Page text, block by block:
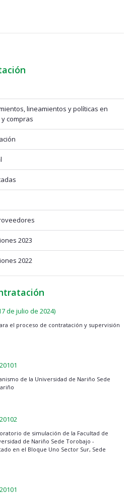
lineamientos y políticas en
compras
2023
2022
de julio de 2024)
el proceso de contratación y supervisión
de la Universidad de Nariño Sede
de simulación de la Facultad de
de Nariño Sede Torobajo -
en el Bloque Uno Sector Sur, Sede